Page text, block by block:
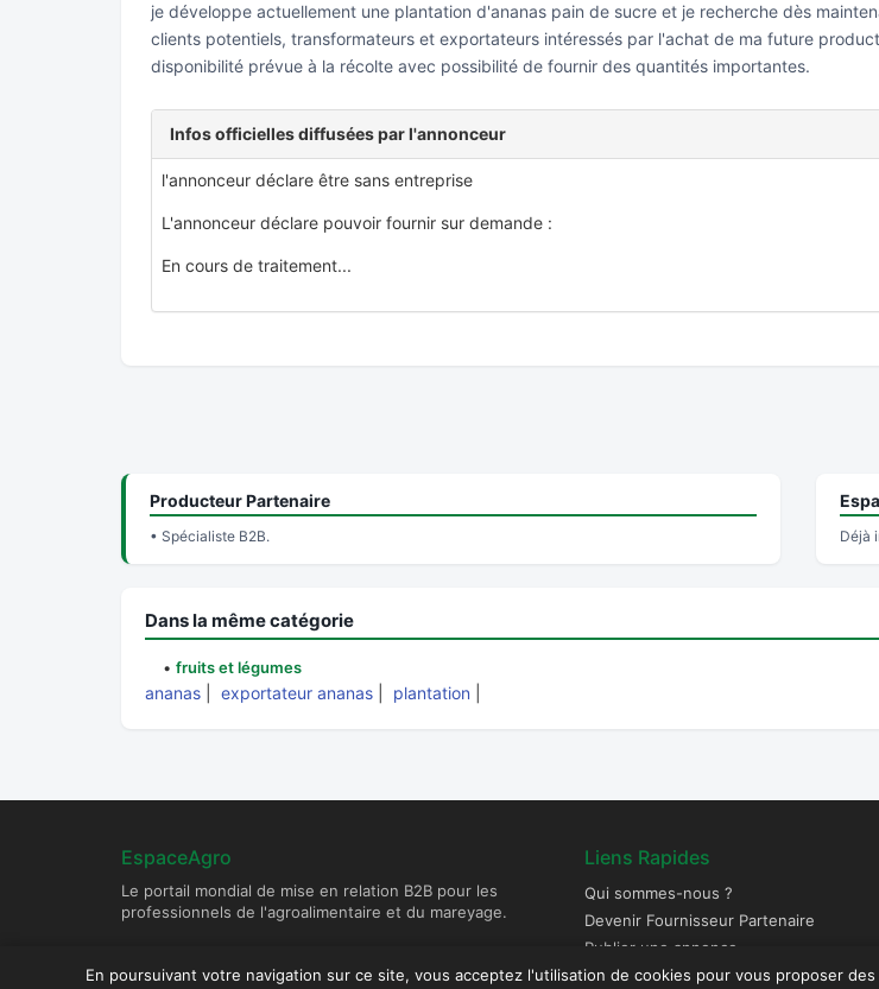
je développe actuellement une plantation d'ananas pain de sucre et je recherche dès
clients potentiels, transformateurs et exportateurs intéressés par l'achat de ma future
disponibilité prévue à la récolte avec possibilité de fournir des quantités importantes.
Infos officielles diffusées par l'annonceur
l'annonceur déclare être sans entreprise
L'annonceur déclare pouvoir fournir sur demande :
En cours de traitement...
Producteur Partenaire
• Spécialiste B2B. Déjà
Dans la même catégorie
• fruits et légumes
ananas exportateur ananas plantation
EspaceAgro
Le portail mondial de mise en relation B2B pour les
professionnels de l'agroalimentaire et du mareyage.
Liens Rapides
Qui sommes-nous ?
Devenir Fournisseur Partenaire
Publier une annonce
En poursuivant votre navigation sur ce site, vous acceptez l'utilisation de cookies pour vous proposer